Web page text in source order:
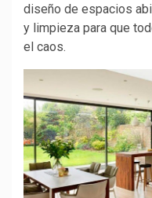
diseño de espacios
y limpieza para que
el caos.